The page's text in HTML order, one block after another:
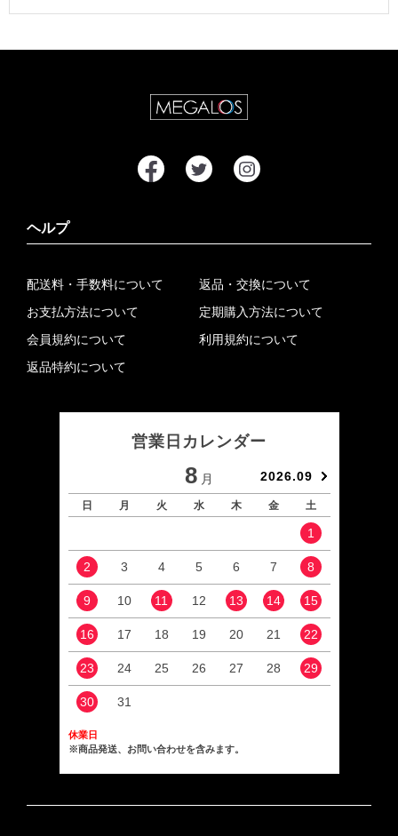
ヘルプ
配送料・手数料について
お支払方法について
会員規約について
返品特約について
返品・交換について
定期購入方法について
利用規約について
営業日カレンダー
8 月 2026.09
日 月 火 水 木 金 土
1
2 3 4 5 6 7 8
9 10 11 12 13 14 15
16 17 18 19 20 21 22
23 24 25 26 27 28 29
30 31
休業日
※商品発送、お問い合わせを含みます。